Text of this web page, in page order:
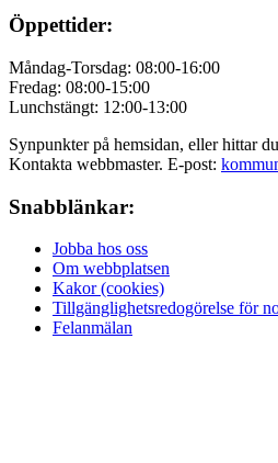
Öppettider:
Måndag-Torsdag: 08:00-16:00
Fredag: 08:00-15:00
Lunchstängt: 12:00-13:00
Synpunkter på hemsidan, eller hittar
Kontakta webbmaster. E-post:
Snabblänkar:
Jobba hos oss
Om webbplatsen
Kakor (cookies)
Tillgänglighetsredogörelse för
Felanmälan